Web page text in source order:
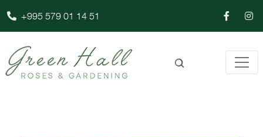
+995 579 01 14 51